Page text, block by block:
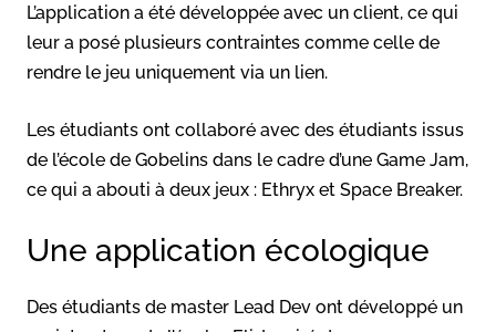
L’application a été développée avec un client, ce qui
leur a posé plusieurs contraintes comme celle de
rendre le jeu uniquement via un lien.
Les étudiants ont collaboré avec des étudiants issus
de l’école de Gobelins dans le cadre d’une Game Jam,
ce qui a abouti à deux jeux : Ethryx et Space Breaker.
Une application écologique
Des étudiants de master Lead Dev ont développé un